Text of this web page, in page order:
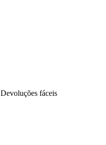
Devoluções fáceis